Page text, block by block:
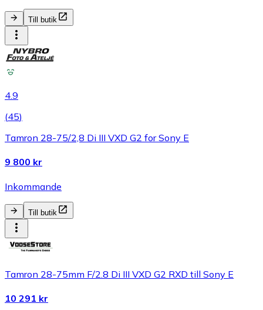
Till butik
4.9
(45)
Tamron 28-75/2,8 Di III VXD G2 for Sony E
9 800 kr
Inkommande
Till butik
Tamron 28-75mm F/2.8 Di III VXD G2 RXD till Sony E
10 291 kr